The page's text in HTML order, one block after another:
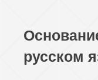
русском